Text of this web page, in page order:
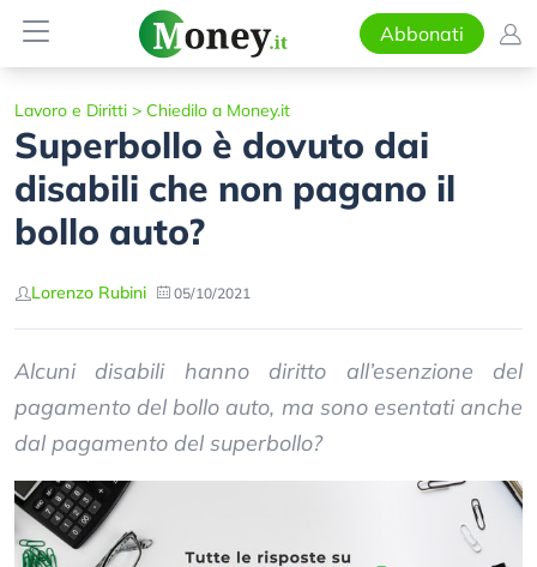
Abbonati
Lavoro e Diritti > Chiedilo a Money.it
Superbollo è dovuto dai
disabili che non pagano il
bollo auto?
Lorenzo Rubini 05/10/2021
Alcuni disabili hanno diritto all’esenzione del
pagamento del bollo auto, ma sono esentati anche
dal pagamento del superbollo?